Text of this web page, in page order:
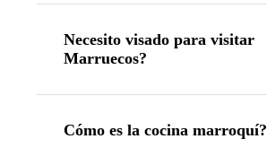
Necesito visado para visitar
Marruecos?
Cómo es la cocina marroquí?